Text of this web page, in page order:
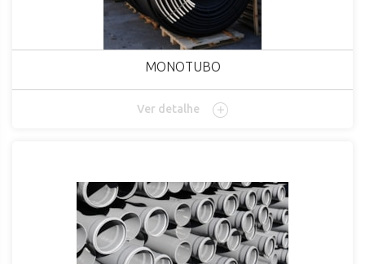
MONOTUBO
Ver detalhe